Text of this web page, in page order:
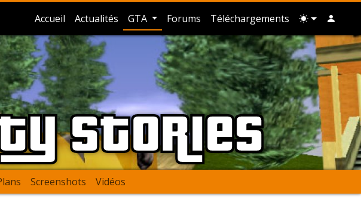
Accueil Actualités GTA Forums Téléchargements
Stories
Screenshots Vidéos